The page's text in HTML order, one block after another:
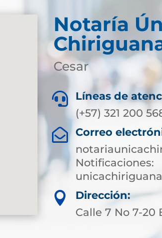
Notaría
Cesar

Líneas de
(+57) 321 200

Correo
Notificaciones:

Dirección:
Calle 7 No 7-20